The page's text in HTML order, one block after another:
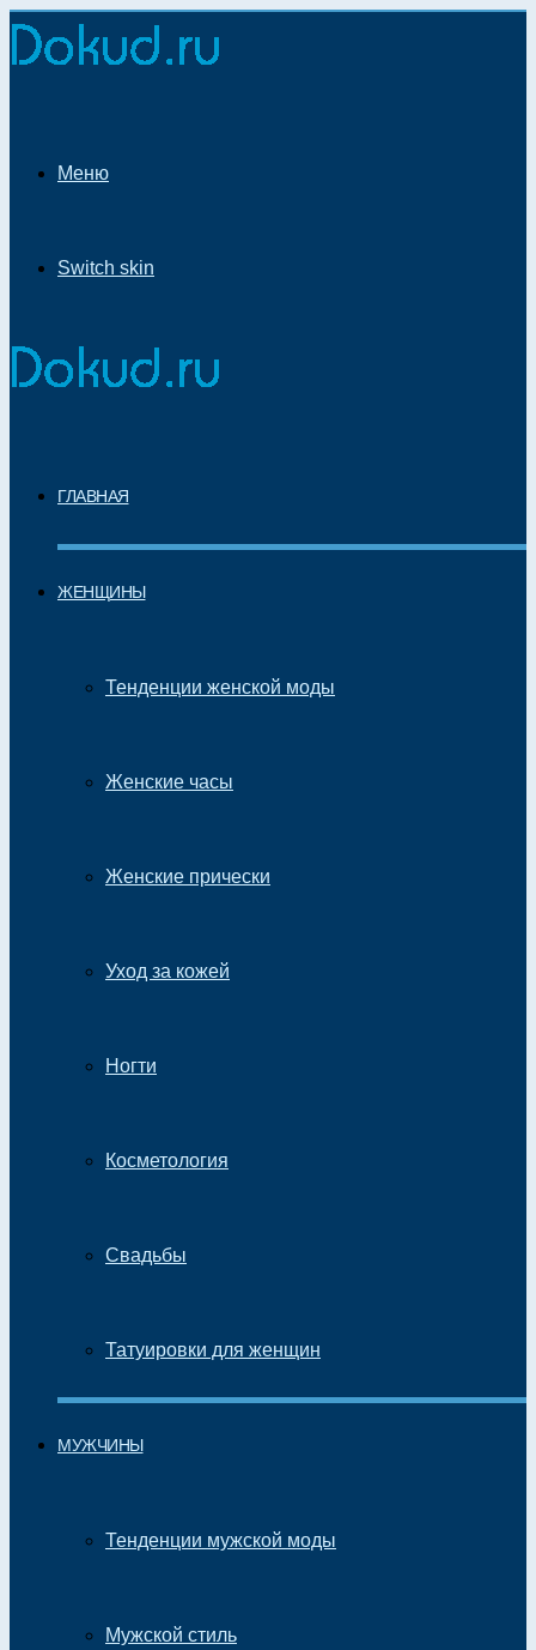
Меню
Switch skin
ГЛАВНАЯ
ЖЕНЩИНЫ
Тенденции женской моды
Женские часы
Женские прически
Уход за кожей
Ногти
Косметология
Свадьбы
Татуировки для женщин
МУЖЧИНЫ
Тенденции мужской моды
Мужской стиль